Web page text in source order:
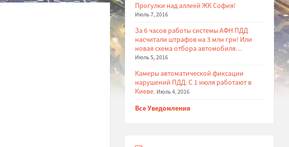
Прогулки над аллеей ЖК София!
Июль 7, 2016
За 6 часов работы системы АФН ПДД
насчитали штрафов на 3 млн грн! Или
новая схема отбора автомобиля…
Июль 5, 2016
Камеры автоматической фиксации
нарушений ПДД. С 1 июля работают в
Киеве. Июль 4, 2016
Все Уведомления